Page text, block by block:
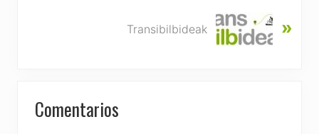
Transibilbideak »
Interactions
Comentarios